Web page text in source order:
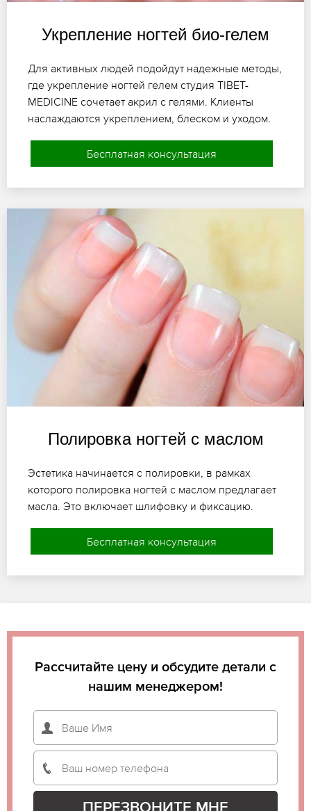
Укрепление ногтей био-гелем
Для активных людей подойдут надежные методы,
где укрепление ногтей гелем студия TIBET-
MEDICINE сочетает акрил с гелями. Клиенты
наслаждаются укреплением, блеском и уходом.
Бесплатная консультация
Полировка ногтей с маслом
Эстетика начинается с полировки, в рамках
которого полировка ногтей с маслом предлагает
масла. Это включает шлифовку и фиксацию.
Бесплатная консультация
Рассчитайте цену и обсудите детали с
нашим менеджером!